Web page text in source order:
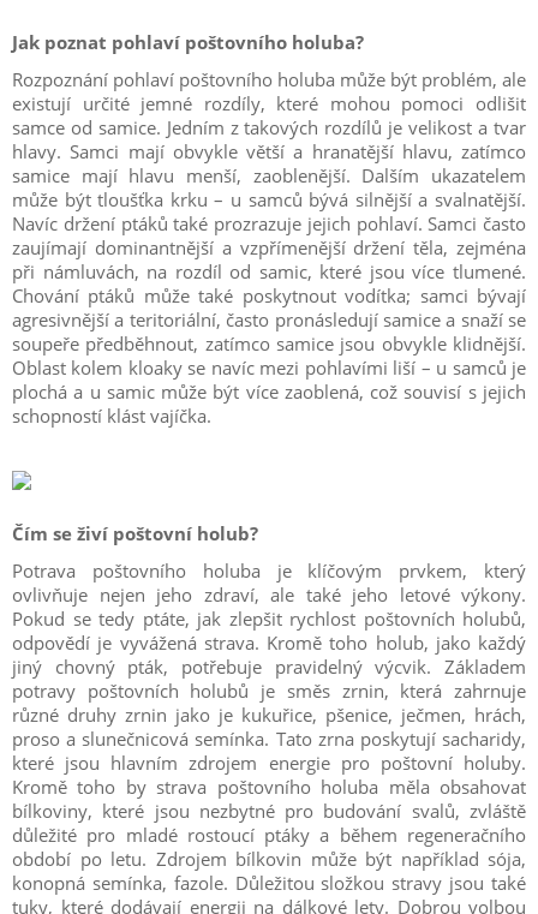
Jak poznat pohlaví poštovního holuba?
Rozpoznání pohlaví poštovního holuba může být problém, ale
existují určité jemné rozdíly, které mohou pomoci odlišit
samce od samice. Jedním z takových rozdílů je velikost a tvar
hlavy. Samci mají obvykle větší a hranatější hlavu, zatímco
samice mají hlavu menší, zaoblenější. Dalším ukazatelem
může být tloušťka krku – u samců bývá silnější a svalnatější.
Navíc držení ptáků také prozrazuje jejich pohlaví. Samci často
zaujímají dominantnější a vzpřímenější držení těla, zejména
při námluvách, na rozdíl od samic, které jsou více tlumené.
Chování ptáků může také poskytnout vodítka; samci bývají
agresivnější a teritoriální, často pronásledují samice a snaží se
soupeře předběhnout, zatímco samice jsou obvykle klidnější.
Oblast kolem kloaky se navíc mezi pohlavími liší – u samců je
plochá a u samic může být více zaoblená, což souvisí s jejich
schopností klást vajíčka.
Čím se živí poštovní holub?
Potrava poštovního holuba je klíčovým prvkem, který
ovlivňuje nejen jeho zdraví, ale také jeho letové výkony.
Pokud se tedy ptáte, jak zlepšit rychlost poštovních holubů,
odpovědí je vyvážená strava. Kromě toho holub, jako každý
jiný chovný pták, potřebuje pravidelný výcvik. Základem
potravy poštovních holubů je směs zrnin, která zahrnuje
různé druhy zrnin jako je kukuřice, pšenice, ječmen, hrách,
proso a slunečnicová semínka. Tato zrna poskytují sacharidy,
které jsou hlavním zdrojem energie pro poštovní holuby.
Kromě toho by strava poštovního holuba měla obsahovat
bílkoviny, které jsou nezbytné pro budování svalů, zvláště
důležité pro mladé rostoucí ptáky a během regeneračního
období po letu. Zdrojem bílkovin může být například sója,
konopná semínka, fazole. Důležitou složkou stravy jsou také
tuky, které dodávají energii na dálkové lety. Dobrou volbou